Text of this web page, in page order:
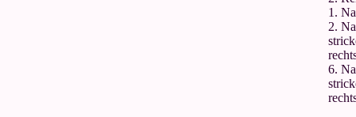
1.
2.
6.